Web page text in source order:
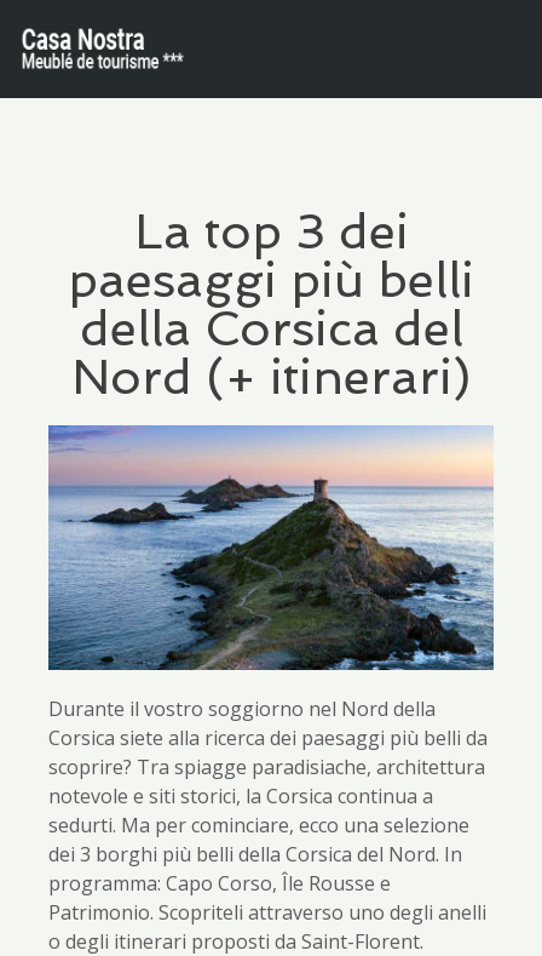
La top 3 dei
paesaggi più belli
della Corsica del
Nord (+ itinerari)
Durante il vostro soggiorno nel Nord della
Corsica siete alla ricerca dei paesaggi più belli da
scoprire? Tra spiagge paradisiache, architettura
notevole e siti storici, la Corsica continua a
sedurti. Ma per cominciare, ecco una selezione
dei 3 borghi più belli della Corsica del Nord. In
programma: Capo Corso, Île Rousse e
Patrimonio. Scopriteli attraverso uno degli anelli
o degli itinerari proposti da Saint-Florent.